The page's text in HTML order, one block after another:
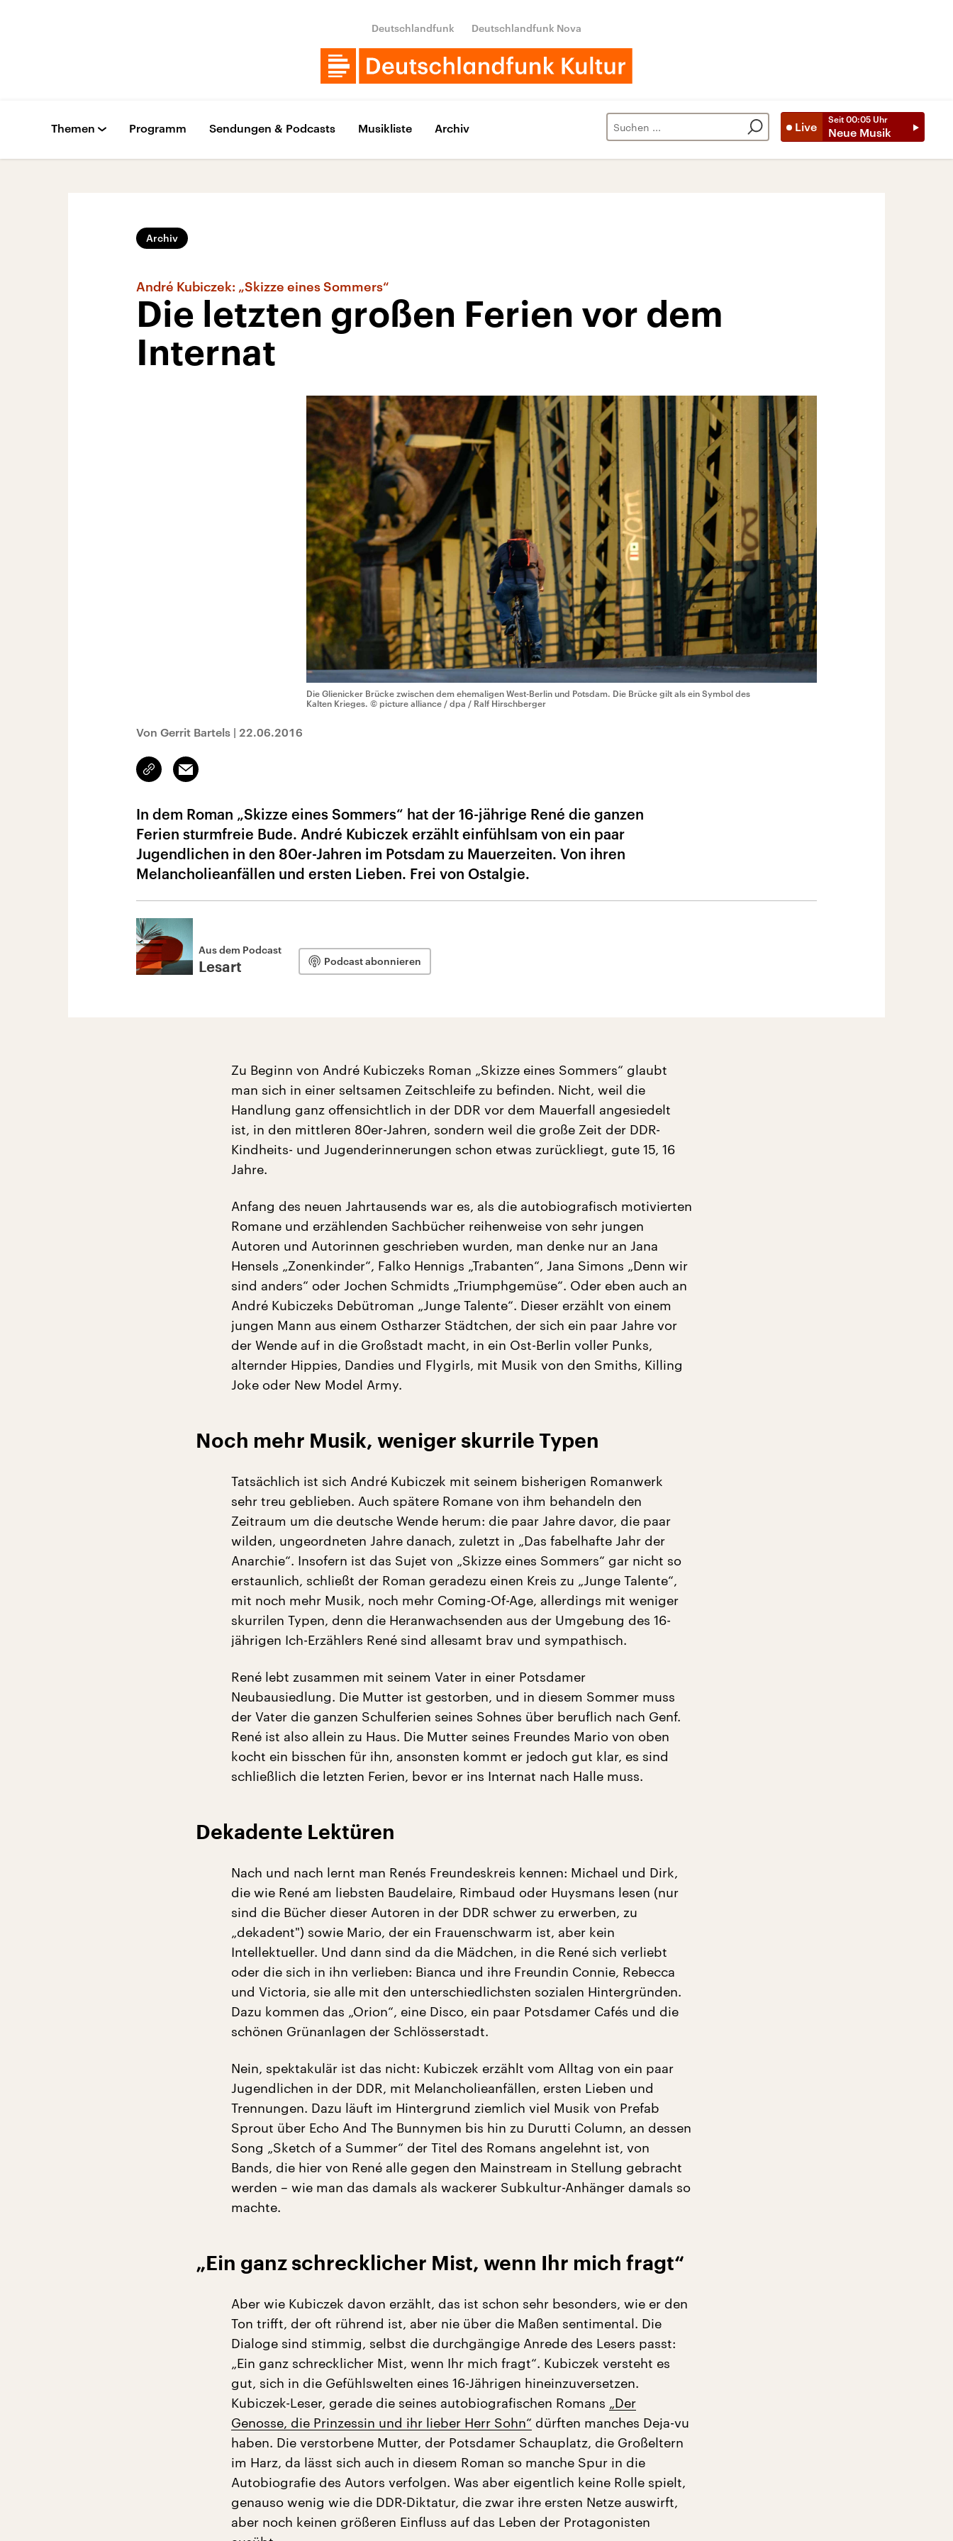
Deutschlandfunk Deutschlandfunk Nova
Live
Seit 00:05 Uhr
Neue Musik
Themen Programm Sendungen & Podcasts Musikliste Archiv
Archiv
André Kubiczek: „Skizze eines Sommers“
Die letzten großen Ferien vor dem
Internat
Die Glienicker Brücke zwischen dem ehemaligen West-Berlin und Potsdam. Die Brücke gilt als ein Symbol des
Kalten Krieges. © picture alliance / dpa / Ralf Hirschberger
Von Gerrit Bartels | 22.06.2016
Link
kopieren/teilen
Email
In dem Roman „Skizze eines Sommers“ hat der 16-jährige René die ganzen
Ferien sturmfreie Bude. André Kubiczek erzählt einfühlsam von ein paar
Jugendlichen in den 80er-Jahren im Potsdam zu Mauerzeiten. Von ihren
Melancholieanfällen und ersten Lieben. Frei von Ostalgie.
Aus dem Podcast
Lesart Podcast abonnieren
Zu Beginn von André Kubiczeks Roman „Skizze eines Sommers“ glaubt
man sich in einer seltsamen Zeitschleife zu befinden. Nicht, weil die
Handlung ganz offensichtlich in der DDR vor dem Mauerfall angesiedelt
ist, in den mittleren 80er-Jahren, sondern weil die große Zeit der DDR-
Kindheits- und Jugenderinnerungen schon etwas zurückliegt, gute 15, 16
Jahre.
Anfang des neuen Jahrtausends war es, als die autobiografisch motivierten
Romane und erzählenden Sachbücher reihenweise von sehr jungen
Autoren und Autorinnen geschrieben wurden, man denke nur an Jana
Hensels „Zonenkinder“, Falko Hennigs „Trabanten“, Jana Simons „Denn wir
sind anders“ oder Jochen Schmidts „Triumphgemüse“. Oder eben auch an
André Kubiczeks Debütroman „Junge Talente“. Dieser erzählt von einem
jungen Mann aus einem Ostharzer Städtchen, der sich ein paar Jahre vor
der Wende auf in die Großstadt macht, in ein Ost-Berlin voller Punks,
alternder Hippies, Dandies und Flygirls, mit Musik von den Smiths, Killing
Joke oder New Model Army.
Noch mehr Musik, weniger skurrile Typen
Tatsächlich ist sich André Kubiczek mit seinem bisherigen Romanwerk
sehr treu geblieben. Auch spätere Romane von ihm behandeln den
Zeitraum um die deutsche Wende herum: die paar Jahre davor, die paar
wilden, ungeordneten Jahre danach, zuletzt in „Das fabelhafte Jahr der
Anarchie“. Insofern ist das Sujet von „Skizze eines Sommers“ gar nicht so
erstaunlich, schließt der Roman geradezu einen Kreis zu „Junge Talente“,
mit noch mehr Musik, noch mehr Coming-Of-Age, allerdings mit weniger
skurrilen Typen, denn die Heranwachsenden aus der Umgebung des 16-
jährigen Ich-Erzählers René sind allesamt brav und sympathisch.
René lebt zusammen mit seinem Vater in einer Potsdamer
Neubausiedlung. Die Mutter ist gestorben, und in diesem Sommer muss
der Vater die ganzen Schulferien seines Sohnes über beruflich nach Genf.
René ist also allein zu Haus. Die Mutter seines Freundes Mario von oben
kocht ein bisschen für ihn, ansonsten kommt er jedoch gut klar, es sind
schließlich die letzten Ferien, bevor er ins Internat nach Halle muss.
Dekadente Lektüren
Nach und nach lernt man Renés Freundeskreis kennen: Michael und Dirk,
die wie René am liebsten Baudelaire, Rimbaud oder Huysmans lesen (nur
sind die Bücher dieser Autoren in der DDR schwer zu erwerben, zu
„dekadent") sowie Mario, der ein Frauenschwarm ist, aber kein
Intellektueller. Und dann sind da die Mädchen, in die René sich verliebt
oder die sich in ihn verlieben: Bianca und ihre Freundin Connie, Rebecca
und Victoria, sie alle mit den unterschiedlichsten sozialen Hintergründen.
Dazu kommen das „Orion“, eine Disco, ein paar Potsdamer Cafés und die
schönen Grünanlagen der Schlösserstadt.
Nein, spektakulär ist das nicht: Kubiczek erzählt vom Alltag von ein paar
Jugendlichen in der DDR, mit Melancholieanfällen, ersten Lieben und
Trennungen. Dazu läuft im Hintergrund ziemlich viel Musik von Prefab
Sprout über Echo And The Bunnymen bis hin zu Durutti Column, an dessen
Song „Sketch of a Summer“ der Titel des Romans angelehnt ist, von
Bands, die hier von René alle gegen den Mainstream in Stellung gebracht
werden – wie man das damals als wackerer Subkultur-Anhänger damals so
machte.
„Ein ganz schrecklicher Mist, wenn Ihr mich fragt“
Aber wie Kubiczek davon erzählt, das ist schon sehr besonders, wie er den
Ton trifft, der oft rührend ist, aber nie über die Maßen sentimental. Die
Dialoge sind stimmig, selbst die durchgängige Anrede des Lesers passt:
„Ein ganz schrecklicher Mist, wenn Ihr mich fragt“. Kubiczek versteht es
gut, sich in die Gefühlswelten eines 16-Jährigen hineinzuversetzen.
Kubiczek-Leser, gerade die seines autobiografischen Romans „Der
Genosse, die Prinzessin und ihr lieber Herr Sohn“ dürften manches Deja-vu
haben. Die verstorbene Mutter, der Potsdamer Schauplatz, die Großeltern
im Harz, da lässt sich auch in diesem Roman so manche Spur in die
Autobiografie des Autors verfolgen. Was aber eigentlich keine Rolle spielt,
genauso wenig wie die DDR-Diktatur, die zwar ihre ersten Netze auswirft,
aber noch keinen größeren Einfluss auf das Leben der Protagonisten